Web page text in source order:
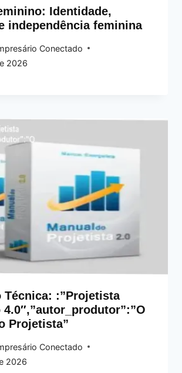
Identidade,
independência feminina
Conectado
2026
Técnica: :”Projetista
4.0″,”autor_produtor”:”O
Projetista”
Conectado
2026